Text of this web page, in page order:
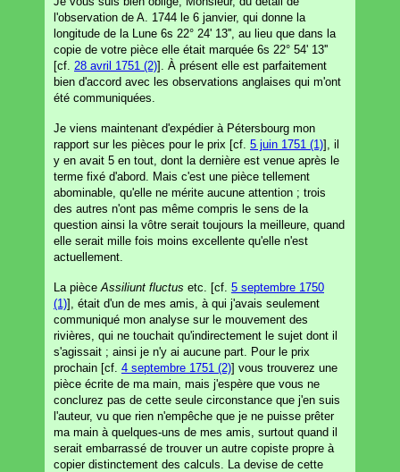
l'observation de A. 1744 le 6 janvier, qui donne la
longitude de la Lune 6s 22° 24' 13'', au lieu que dans la
copie de votre pièce elle était marquée 6s 22° 54' 13''
[cf. 28 avril 1751 (2)]. À présent elle est parfaitement
bien d'accord avec les observations anglaises qui m'ont
été communiquées.
Je viens maintenant d'expédier à Pétersbourg mon
rapport sur les pièces pour le prix [cf. 5 juin 1751 (1)], il
y en avait 5 en tout, dont la dernière est venue après le
terme fixé d'abord. Mais c'est une pièce tellement
abominable, qu'elle ne mérite aucune attention ; trois
des autres n'ont pas même compris le sens de la
question ainsi la vôtre serait toujours la meilleure, quand
elle serait mille fois moins excellente qu'elle n'est
actuellement.
La pièce Assiliunt fluctus etc. [cf. 5 septembre 1750
(1)], était d'un de mes amis, à qui j'avais seulement
communiqué mon analyse sur le mouvement des
rivières, qui ne touchait qu'indirectement le sujet dont il
s'agissait ; ainsi je n'y ai aucune part. Pour le prix
prochain [cf. 4 septembre 1751 (2)] vous trouverez une
pièce écrite de ma main, mais j'espère que vous ne
conclurez pas de cette seule circonstance que j'en suis
l'auteur, vu que rien n'empêche que je ne puisse prêter
ma main à quelques-uns de mes amis, surtout quand il
serait embarrassé de trouver un autre copiste propre à
copier distinctement des calculs. La devise de cette